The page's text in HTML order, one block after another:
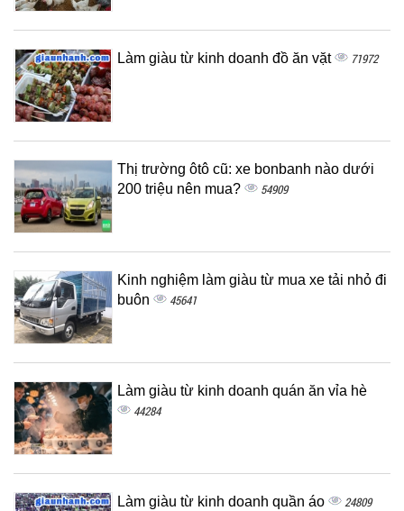
Làm giàu từ kinh doanh đồ ăn vặt 71972
Thị trường ôtô cũ: xe bonbanh nào dưới
200 triệu nên mua?
54909
Kinh nghiệm làm giàu từ mua xe tải nhỏ đi
buôn
45641
Làm giàu từ kinh doanh quán ăn vỉa hè
44284
Làm giàu từ kinh doanh quần áo 24809